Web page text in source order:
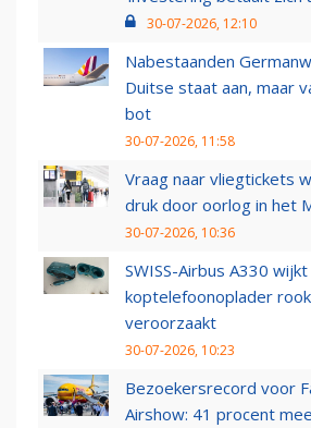
30-07-2026, 12:10
Nabestaanden
Duitse staat aan, maar
bot
30-07-2026, 11:58
Vraag naar vliegtickets
druk door oorlog in het
30-07-2026, 10:36
SWISS-Airbus A330
koptelefoonoplader
veroorzaakt
30-07-2026, 10:23
Bezoekersrecord voor
Airshow: 41 procent